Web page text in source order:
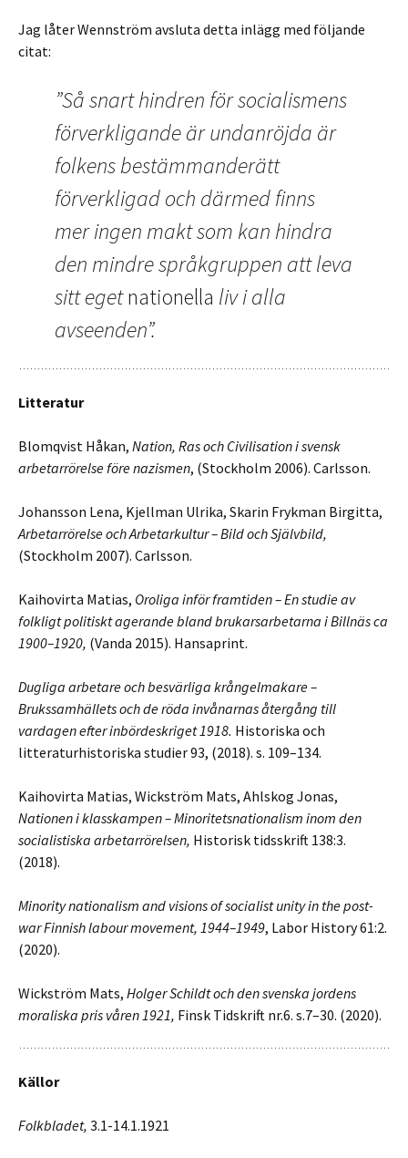
Jag låter Wennström avsluta detta inlägg med följande
citat:
”Så snart hindren för socialismens
förverkligande är undanröjda är
folkens bestämmanderätt
förverkligad och därmed finns
mer ingen makt som kan hindra
den mindre språkgruppen att leva
sitt egetnationella liv i alla
avseenden”.
Litteratur
Blomqvist Håkan, Nation, Ras och Civilisation i svensk
arbetarrörelse före nazismen, (Stockholm 2006). Carlsson.
Johansson Lena, Kjellman Ulrika, Skarin Frykman Birgitta,
Arbetarrörelse och Arbetarkultur – Bild och Självbild,
(Stockholm 2007). Carlsson.
Kaihovirta Matias, Oroliga inför framtiden – En studie av
folkligt politiskt agerande bland brukarsarbetarna i Billnäs ca
1900–1920, (Vanda 2015). Hansaprint.
Dugliga arbetare och besvärliga krångelmakare –
Brukssamhällets och de röda invånarnas återgång till
vardagen efter inbördeskriget 1918. Historiska och
litteraturhistoriska studier 93, (2018). s. 109–134.
Kaihovirta Matias, Wickström Mats, Ahlskog Jonas,
Nationen i klasskampen – Minoritetsnationalism inom den
socialistiska arbetarrörelsen, Historisk tidsskrift 138:3.
(2018).
Minority nationalism and visions of socialist unity in the post-
war Finnish labour movement, 1944–1949, Labor History 61:2.
(2020).
Wickström Mats, Holger Schildt och den svenska jordens
moraliska pris våren 1921, Finsk Tidskrift nr.6. s.7–30. (2020).
Källor
Folkbladet, 3.1-14.1.1921